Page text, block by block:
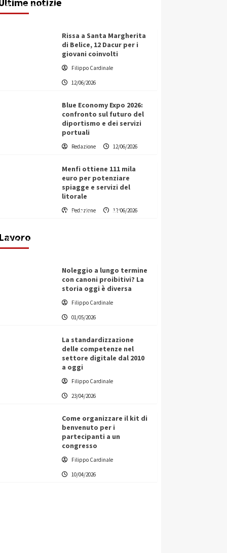
Filippo Cardinale
Rissa a Santa Margherita
di Belice, 12 Dacur per i
giovani coinvolti
Filippo Cardinale
12/06/2026
Blue Economy Expo 2026:
confronto sul futuro del
diportismo e dei servizi
portuali
Redazione 12/06/2026
Menfi ottiene 111 mila
euro per potenziare
spiagge e servizi del
litorale
Redazione 12/06/2026
Lavoro
Vino in Italia: il giro d’affari
contribuisce all’1,1% del PIL
Filippo Cardinale
Noleggio a lungo termine
con canoni proibitivi? La
storia oggi è diversa
Filippo Cardinale
01/05/2026
La standardizzazione
delle competenze nel
settore digitale dal 2010
a oggi
Filippo Cardinale
23/04/2026
Come organizzare il kit di
benvenuto per i
partecipanti a un
congresso
Filippo Cardinale
10/04/2026